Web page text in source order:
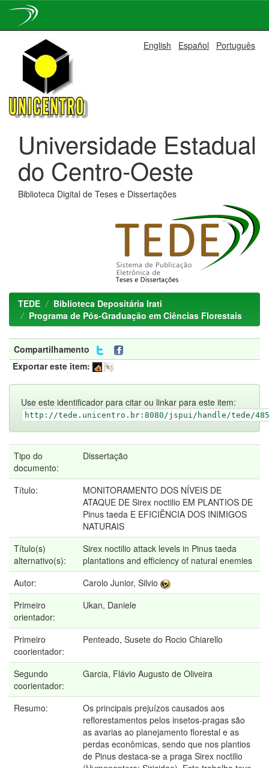
navigation
English Español Português
Universidade Estadual
do Centro-Oeste
Biblioteca Digital de Teses e Dissertações
TEDE
Biblioteca Depositária Irati
Programa de Pós-Graduação em Ciências Florestais
Compartilhamento
Exportar este item:
Use este identificador para citar ou linkar para este item:
http://tede.unicentro.br:8080/jspui/handle/tede/485
Tipo do
documento:
Dissertação
Título:
MONITORAMENTO DOS NÍVEIS DE
ATAQUE DE Sirex noctilio EM PLANTIOS DE
Pinus taeda E EFICIÊNCIA DOS INIMIGOS
NATURAIS
Título(s)
alternativo(s):
Sirex noctilio attack levels in Pinus taeda
plantations and efficiency of natural enemies
Autor:
Carolo Junior, Silvio
Primeiro
orientador:
Ukan, Daniele
Primeiro
coorientador:
Penteado, Susete do Rocio Chiarello
Segundo
coorientador:
Garcia, Flávio Augusto de Oliveira
Resumo:
Os principais prejuízos causados aos
reflorestamentos pelos insetos-pragas são
as avarias ao planejamento florestal e as
perdas econômicas, sendo que nos plantios
de Pinus destaca-se a praga Sirex noctilio